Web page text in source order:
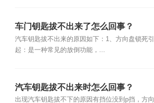
车门钥匙拔不出来了怎么回事？
汽车钥匙拔不出来的原因如下：1、方向盘锁死引
起：是一种常见的放倒功能，...
汽车钥匙拔不出来时怎么回事？
出现汽车钥匙拔不下的原因有挡位没到p挡，方向